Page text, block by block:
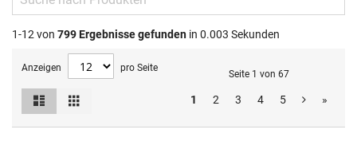
1-12 von 799Ergebnisse gefunden in 0.003 Sekunden
Anzeigen pro Seite
Seite 1 von 67
1 2 3 4 5 »
Ansicht
als